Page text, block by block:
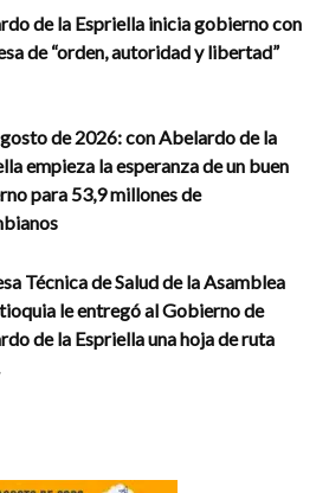
de la Espriella inicia gobierno con
de “orden, autoridad y libertad”
de 2026: con Abelardo de la
empieza la esperanza de un buen
para 53,9 millones de
Técnica de Salud de la Asamblea
le entregó al Gobierno de
de la Espriella una hoja de ruta